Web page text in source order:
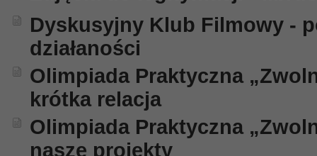
Dyskusyjny Klub Filmowy -
działaności
Olimpiada Praktyczna
krótka relacja
Olimpiada Praktyczna
nasze projekty